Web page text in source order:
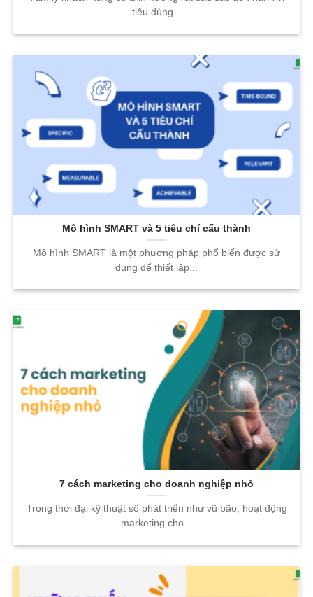
tiêu dùng...
Mô hình SMART và 5 tiêu chí cấu thành
Mô hình SMART là một phương pháp phổ biến được sử
dụng để thiết lập...
7 cách marketing cho doanh nghiệp nhỏ
Trong thời đại kỹ thuật số phát triển như vũ bão, hoạt động
marketing cho...